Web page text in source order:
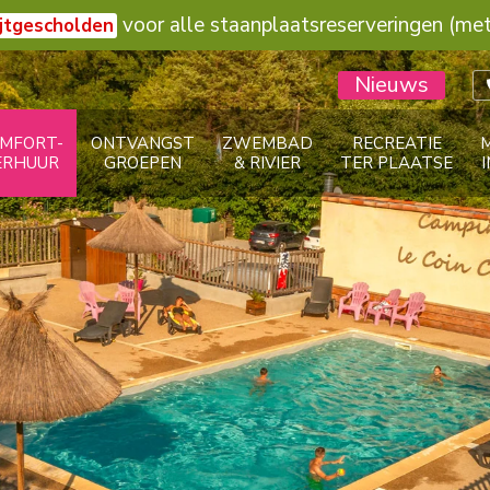
voor alle staanplaatsreserveringen
Nieuws
ONTVANGST
GROEPEN
ZWEMBAD
& RIVIER
RECREATIE
TER PLAATSE